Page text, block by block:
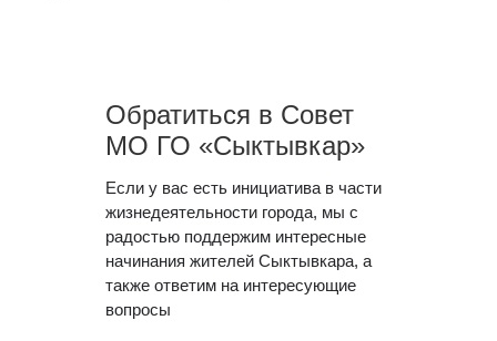
Обратиться в Совет
МО ГО «Сыктывкар»
Если у вас есть инициатива в части
жизнедеятельности города, мы с
радостью поддержим интересные
начинания жителей Сыктывкара, а
также ответим на интересующие
вопросы